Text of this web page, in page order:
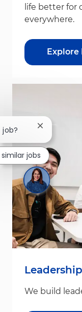
life better for
everywhere.
Explore
We build
Close
similar jobs